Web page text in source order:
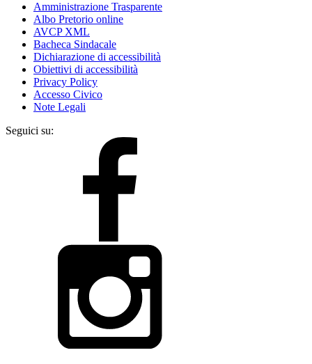
Amministrazione Trasparente
Albo Pretorio online
AVCP XML
Bacheca Sindacale
Dichiarazione di accessibilità
Obiettivi di accessibilità
Privacy Policy
Accesso Civico
Note Legali
Seguici su: